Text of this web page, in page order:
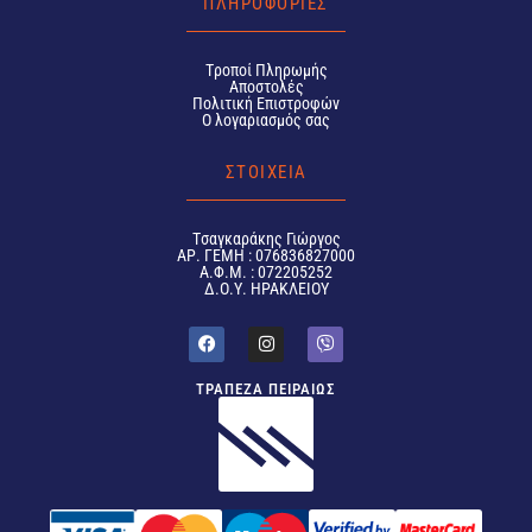
Tροποί Πληρωμής
Αποστολές
Πολιτική Επιστροφών
Ο λογαριασμός σας
ΣΤΟΙΧΕΙΑ
Tσαγκαράκης Γιώργος
ΑΡ. ΓΕΜΗ : 076836827000
Α.Φ.Μ. : 072205252
Δ.Ο.Υ. ΗΡΑΚΛΕΙΟΥ
ΤΡΑΠΕΖΑ ΠΕΙΡΑΙΩΣ